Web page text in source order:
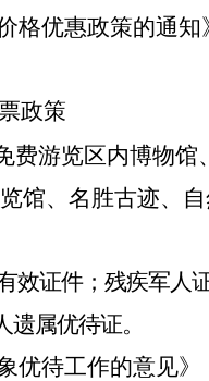
格优惠政策的通知
政策
费游览区内博物
馆、名胜古迹、
效证件； 残疾军人
属优待证。
待工作的意见》